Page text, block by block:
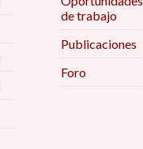
de trabajo
Publicaciones
Foro